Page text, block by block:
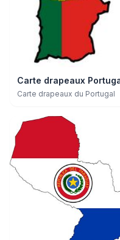
Carte drapeaux
Carte drapeaux du Portugal